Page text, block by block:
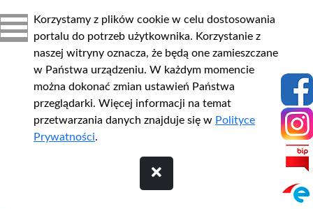
Korzystamy z plików cookie w celu dostosowania
portalu do potrzeb użytkownika. Korzystanie z
naszej witryny oznacza, że będą one zamieszczane
w Państwa urządzeniu. W każdym momencie
można dokonać zmian ustawień Państwa
przeglądarki. Więcej informacji na temat
przetwarzania danych znajduje się w Polityce
Prywatności.